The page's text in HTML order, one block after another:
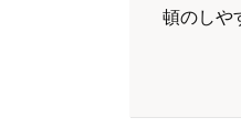
頓のしや